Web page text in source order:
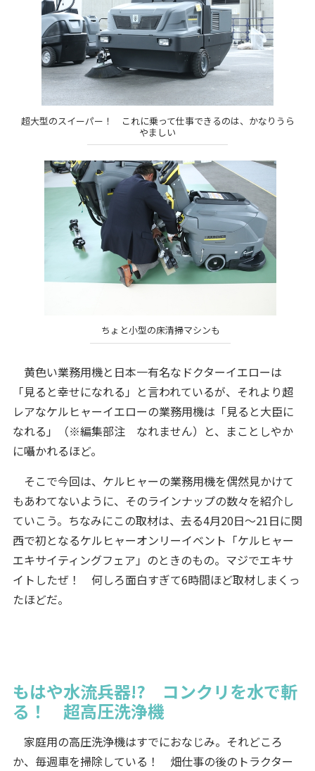
超大型のスイーパー！ これに乗って仕事できるのは、かなりうら
やましい
ちょと小型の床清掃マシンも
黄色い業務用機と日本一有名なドクターイエローは
「見ると幸せになれる」と言われているが、それより超
レアなケルヒャーイエローの業務用機は「見ると大臣に
なれる」（※編集部注 なれません）と、まことしやか
に囁かれるほど。
そこで今回は、ケルヒャーの業務用機を偶然見かけて
もあわてないように、そのラインナップの数々を紹介し
ていこう。ちなみにこの取材は、去る4月20日～21日に関
西で初となるケルヒャーオンリーイベント「ケルヒャー
エキサイティングフェア」のときのもの。マジでエキサ
イトしたぜ！ 何しろ面白すぎて6時間ほど取材しまくっ
たほどだ。
もはや水流兵器!? コンクリを水で斬
る！ 超高圧洗浄機
家庭用の高圧洗浄機はすでにおなじみ。それどころ
か、毎週車を掃除している！ 畑仕事の後のトラクター